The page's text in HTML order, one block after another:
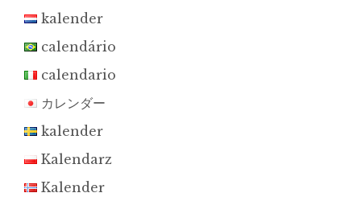
kalender
calendário
calendario
カレンダー
kalender
Kalendarz
Kalender